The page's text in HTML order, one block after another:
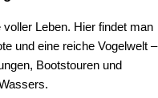
voller Leben. Hier findet man
und eine reiche Vogelwelt –
Bootstouren und